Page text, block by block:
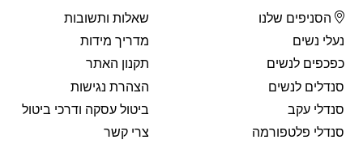
הסניפים שלנו
נעלי נשים
כפכפים לנשים
סנדלים לנשים
סנדלי עקב
סנדלי פלטפורמה
שאלות ותשובות
מדריך מידות
תקנון האתר
הצהרת נגישות
ביטול עסקה ודרכי ביטול
צרי קשר